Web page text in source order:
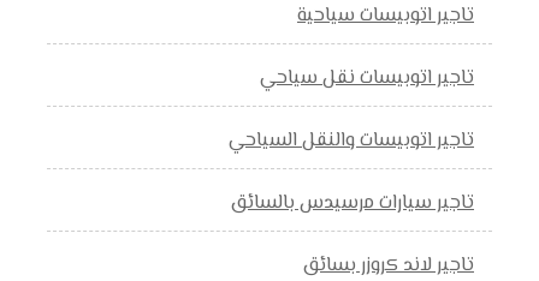
تاجير اتوبيسات سياحية
تاجير اتوبيسات نقل سياحي
تاجير اتوبيسات والنقل السياحي
تاجير سيارات مرسيدس بالسائق
تاجير لاند كروزر بسائق